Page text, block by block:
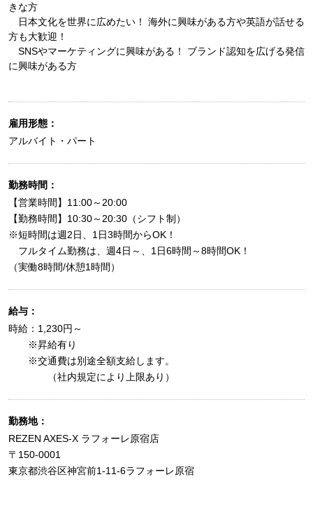
きな方
日本文化を世界に広めたい！ 海外に興味がある方や英語が話せる
方も大歓迎！
SNSやマーケティングに興味がある！ ブランド認知を広げる発信
に興味がある方
雇用形態：
アルバイト・パート
勤務時間：
【営業時間】11:00～20:00
【勤務時間】10:30～20:30（シフト制）
※短時間は週2日、1日3時間からOK！
フルタイム勤務は、週4日～、1日6時間～8時間OK！
（実働8時間/休憩1時間）
給与：
時給：1,230円～
※昇給有り
※交通費は別途全額支給します。
（社内規定により上限あり）
勤務地：
REZEN AXES-X ラフォーレ原宿店
〒150-0001
東京都渋谷区神宮前1-11-6ラフォーレ原宿